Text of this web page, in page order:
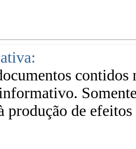
contidos
produção de